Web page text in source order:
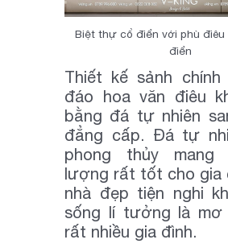
Biệt thự cổ điển với phù điêu
điển
Thiết kế sảnh
đáo hoa văn điêu
bằng đá tự nhiên
đẳng cấp. Đá tự
phong thủy mang
lượng rất tốt cho gia
nhà đẹp tiện nghi
sống lí tưởng là
rất nhiều gia đình.